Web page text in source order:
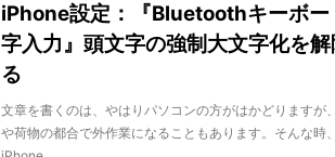
iPhone設定：『Bluetoothキーボー
字入力』頭文字の強制大文字化を
る
文章を書くのは、やはりパソコンの方がはかどりますが
や荷物の都合で外作業になることもあります。そんな時